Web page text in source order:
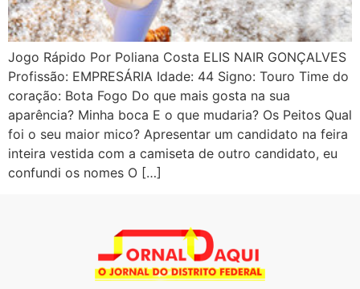
Jogo Rápido Por Poliana Costa ELIS NAIR GONÇALVES
Profissão: EMPRESÁRIA Idade: 44 Signo: Touro Time do
coração: Bota Fogo Do que mais gosta na sua
aparência? Minha boca E o que mudaria? Os Peitos Qual
foi o seu maior mico? Apresentar um candidato na feira
inteira vestida com a camiseta de outro candidato, eu
confundi os nomes O […]